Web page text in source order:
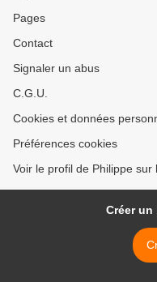
Pages
Contact
Signaler un abus
C.G.U.
Cookies et données
Préférences cookies
Voir le profil de Philippe sur
Créer